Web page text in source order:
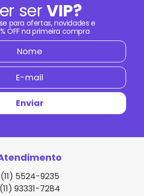
serVIP?
para ofertas, novidades e
OFFna primeira compra
(11) 5524-9235
(11) 93331-7284